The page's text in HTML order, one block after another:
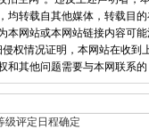
均转载自其他媒体，转载目
本网站或本网站链接内容可
权情况证明，本网站在收
和其他问题需要与本网联系
级评定日程确定